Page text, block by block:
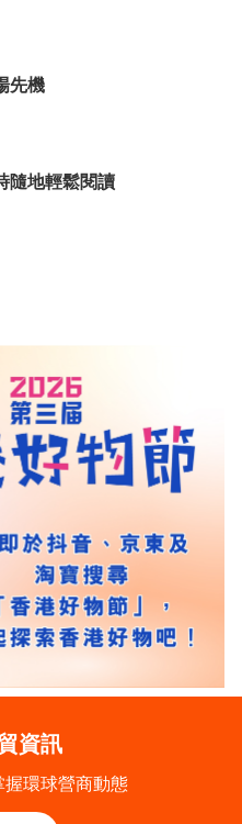
先機
隨地輕鬆閱讀
資訊
環球營商動態